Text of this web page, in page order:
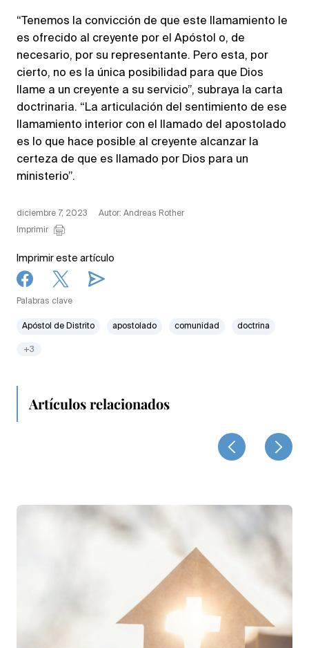
“Tenemos la convicción de que este llamamiento le
es ofrecido al creyente por el Apóstol o, de
necesario, por su representante. Pero esta, por
cierto, no es la única posibilidad para que Dios
llame a un creyente a su servicio”, subraya la carta
doctrinaria. “La articulación del sentimiento de ese
llamamiento interior con el llamado del apostolado
es lo que hace posible al creyente alcanzar la
certeza de que es llamado por Dios para un
ministerio”.
diciembre 7, 2023
Autor: Andreas Rother
Imprimir
Imprimir este artículo
Palabras clave
Apóstol de Distrito apostolado comunidad doctrina
+3
Artículos relacionados